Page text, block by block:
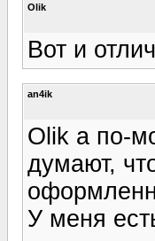
Olik
Вот и
an4ik
Olik а по-
думают,
У меня